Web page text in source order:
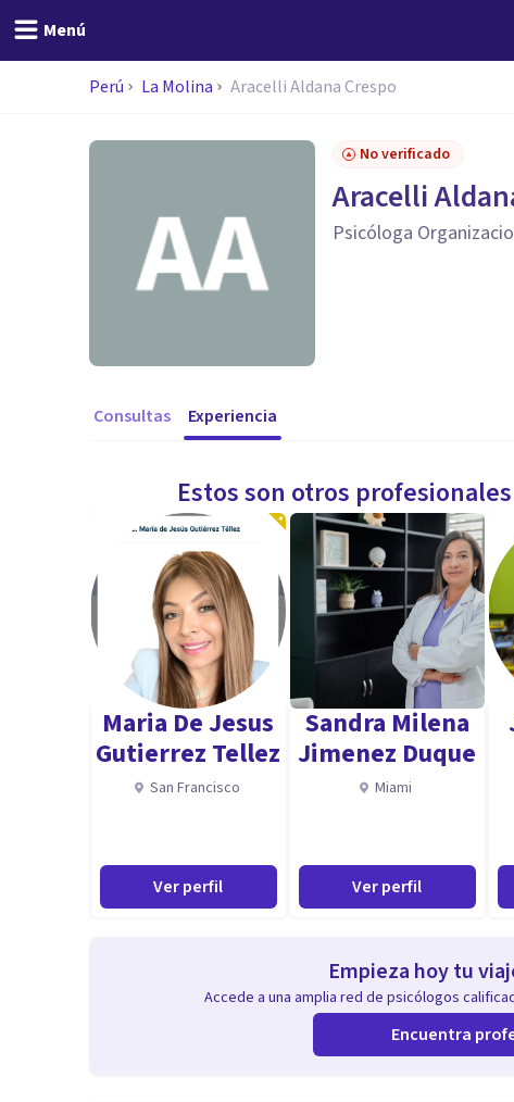
Menú
Perú La Molina Aracelli Aldana Crespo
No verificado
Aracelli
Psicóloga
Consultas Experiencia
Estos son otros
Maria De Jesus
Gutierrez Tellez
San Francisco
Ver perfil
Sandra Milena
Jimenez Duque
Miami
Ver perfil
Empieza hoy tu
Accede a una amplia red de psicólogos
Encuentra